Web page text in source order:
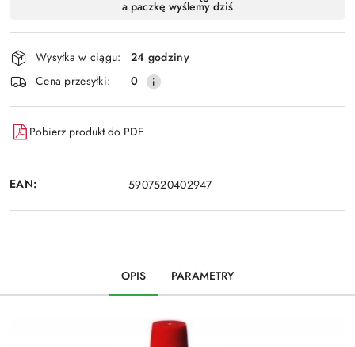
Wyślij
dostawa
a paczkę wyślemy dziś
Wysyłka w ciągu:
24 godziny
Cena przesyłki:
0
Pobierz produkt do PDF
EAN: 5907520402947
OPIS PARAMETRY